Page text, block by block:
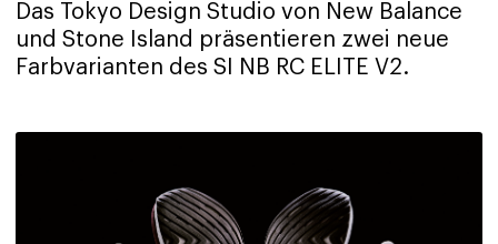
Das Tokyo Design Studio von New Balance
und Stone Island präsentieren zwei neue
Farbvarianten des SI NB RC ELITE V2.